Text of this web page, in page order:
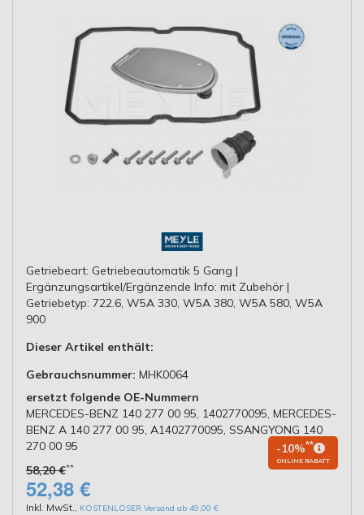
Getriebeart: Getriebeautomatik 5 Gang |
Ergänzungsartikel/Ergänzende Info: mit Zubehör |
Getriebetyp: 722.6, W5A 330, W5A 380, W5A 580, W5A
900
Dieser Artikel enthält:
Gebrauchsnummer: MHK0064
ersetzt folgende OE-Nummern
MERCEDES-BENZ 140 277 00 95, 1402770095, MERCEDES-
BENZ A 140 277 00 95, A1402770095, SSANGYONG 140
270 00 95
58,20 €**
-10%**
ONLINE RABATT
52,38 €
Inkl. MwSt., KOSTENLOSER Versand ab 49,00 €